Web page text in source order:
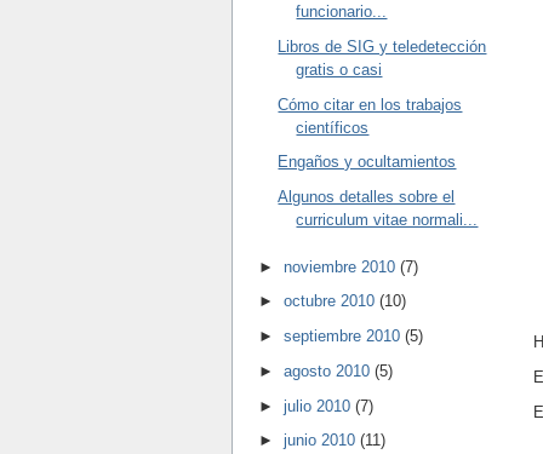
funcionario...
Libros de SIG y teledetección
gratis o casi
Cómo citar en los trabajos
científicos
Engaños y ocultamientos
Algunos detalles sobre el
curriculum vitae normali...
► noviembre 2010 (7)
► octubre 2010 (10)
► septiembre 2010 (5)
► agosto 2010 (5)
► julio 2010 (7)
► junio 2010 (11)